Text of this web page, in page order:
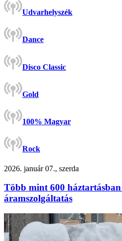
Udvarhelyszék
Dance
Disco Classic
Gold
100% Magyar
Rock
2026. január 07., szerda
Több mint 600 háztartásban
áramszolgáltatás